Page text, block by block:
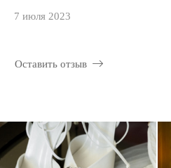
7 июля 2023
Оставить отзыв